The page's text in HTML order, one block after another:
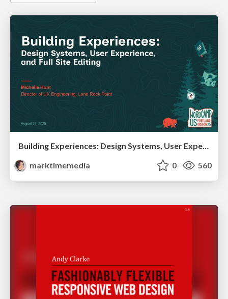
Building Experiences: Design Systems, User Experience, and Full Site Editing
marktimemedia
0 560